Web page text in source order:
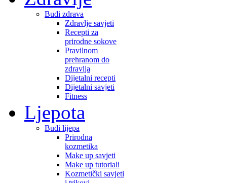
Budi zdrava
Zdravlje savjeti
Recepti za
prirodne sokove
Pravilnom
prehranom do
zdravlja
Dijetalni recepti
Dijetalni savjeti
Fitness
Ljepota
Budi lijepa
Prirodna
kozmetika
Make up savjeti
Make up tutoriali
Kozmetički savjeti